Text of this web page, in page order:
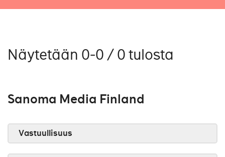
Näytetään 0-0 / 0 tulosta
Sanoma Media Finland
Vastuullisuus